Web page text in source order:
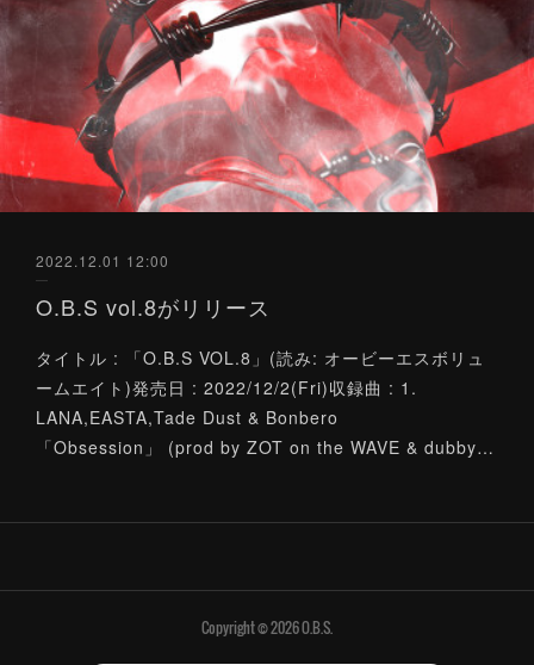
2022.12.01 12:00
O.B.S vol.8がリリース
タイトル : 「O.B.S VOL.8」(読み: オービーエスボリュ
ームエイト)発売日 : 2022/12/2(Fri)収録曲 : 1.
LANA,EASTA,Tade Dust & Bonbero
「Obsession」 (prod by ZOT on the WAVE & dubby…
Copyright ©2026O.B.S